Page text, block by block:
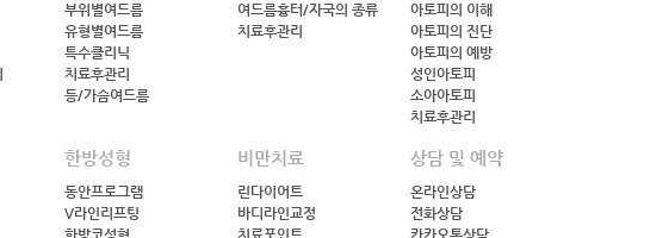
부위별여드름
유형별여드름
특수클리닉
치료후관리
등/가슴여드름
여드름흉터/자국의 종류
치료후관리
아토피의 이해
아토피의 진단
아토피의 예방
성인아토피
소아아토피
치료후관리
한방성형
동안프로그램
V라인리프팅
한방코성형
비만치료
린다이어트
바디라인교정
치료포인트
상담 및 예약
온라인상담
전화상담
카카오톡상담